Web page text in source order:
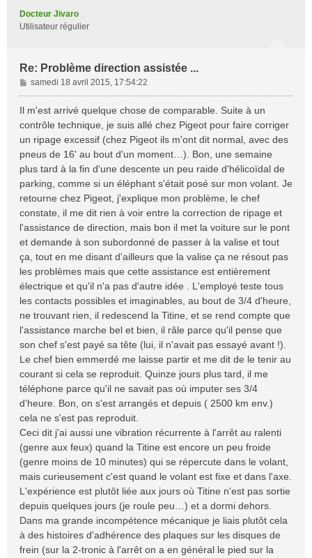
Docteur Jivaro
Utilisateur régulier
Re: Problème direction assistée ...
M
e
s
g
e
samedi 18 avril 2015, 17:54:22
Il m'est arrivé quelque chose de comparable. Suite à un
contrôle technique, je suis allé chez Pigeot pour faire corriger
un ripage excessif (chez Pigeot ils m'ont dit normal, avec des
pneus de 16' au bout d'un moment…). Bon, une semaine
plus tard à la fin d'une descente un peu raide d'hélicoïdal de
parking, comme si un éléphant s'était posé sur mon volant. Je
retourne chez Pigeot, j'explique mon problème, le chef
constate, il me dit rien à voir entre la correction de ripage et
l'assistance de direction, mais bon il met la voiture sur le pont
et demande à son subordonné de passer à la valise et tout
ça, tout en me disant d'ailleurs que la valise ça ne résout pas
les problèmes mais que cette assistance est entièrement
électrique et qu'il n'a pas d'autre idée . L'employé teste tous
les contacts possibles et imaginables, au bout de 3/4 d'heure,
ne trouvant rien, il redescend la Titine, et se rend compte que
l'assistance marche bel et bien, il râle parce qu'il pense que
son chef s'est payé sa tête (lui, il n'avait pas essayé avant !).
Le chef bien emmerdé me laisse partir et me dit de le tenir au
courant si cela se reproduit. Quinze jours plus tard, il me
téléphone parce qu'il ne savait pas où imputer ses 3/4
d'heure. Bon, on s'est arrangés et depuis ( 2500 km env.)
cela ne s'est pas reproduit.
Ceci dit j'ai aussi une vibration récurrente à l'arrêt au ralenti
(genre aux feux) quand la Titine est encore un peu froide
(genre moins de 10 minutes) qui se répercute dans le volant,
mais curieusement c'est quand le volant est fixe et dans l'axe.
L'expérience est plutôt liée aux jours où Titine n'est pas sortie
depuis quelques jours (je roule peu…) et a dormi dehors.
Dans ma grande incompétence mécanique je liais plutôt cela
à des histoires d'adhérence des plaques sur les disques de
frein (sur la 2-tronic à l'arrêt on a en général le pied sur la